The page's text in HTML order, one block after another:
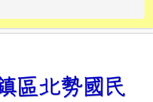
link to https://
link to https://10000.gov.tw/
link to https://
link to https://10000.gov.tw/
link to https://
link to https://
link to https://i.win.org.tw/
link to https://
link to https://
link to https://
link to https://
區北勢國民